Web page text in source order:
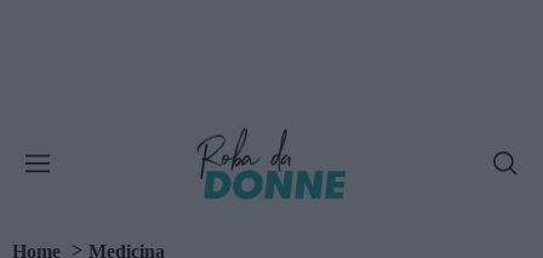
Home Medicina